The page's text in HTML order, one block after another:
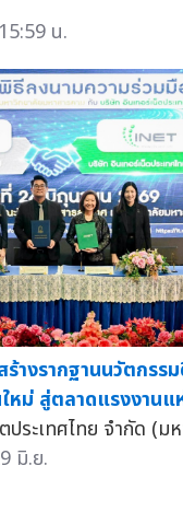
น.
างรากฐานนวัตกรร
หม่ สู่ตลาดแรงงานแ
ระเทศไทย จำกัด (ม
มิ.ย.